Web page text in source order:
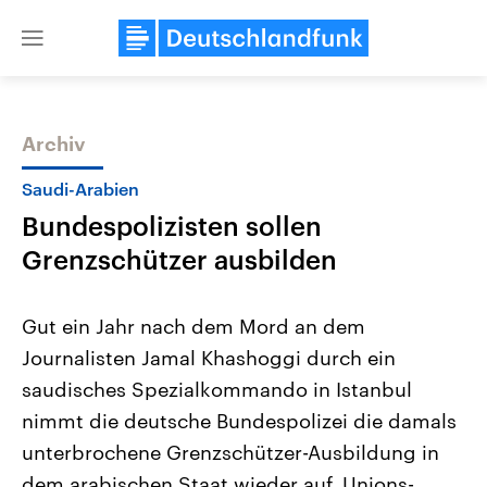
Close
Themen
Landtagswahl Sachsen-Anhalt
2026
Alle Informationen
Sachsen-Anhalt wählt am 6.
September 2026 einen neuen
Landtag. Seit 2021 wird das
Bundesland von einer Koalition aus
USA
Aktuelle Beiträge,
Hintergründe
Wirtschaftlich und
gehören die Vereinigten
den mächtigsten Ländern
mit großem Einfluss auf
Archiv
Saudi-Arabien
Bundespolizisten sollen
Grenzschützer ausbilden
Gut ein Jahr nach dem Mord an dem
Journalisten Jamal Khashoggi durch ein
saudisches Spezialkommando in Istanbul
nimmt die deutsche Bundespolizei die damals
unterbrochene Grenzschützer-Ausbildung in